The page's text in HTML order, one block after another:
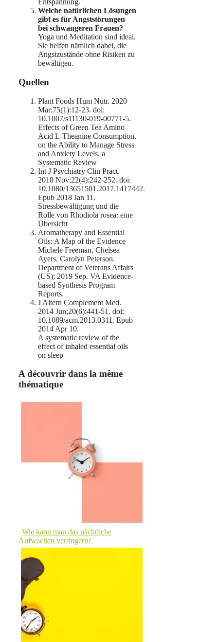
Entspannung.
Welche natürlichen Lösungen
gibt es für Angststörungen
bei schwangeren Frauen?
Yoga und Meditation sind ideal.
Sie helfen nämlich dabei, die
Angstzustände ohne Risiken zu
bewältigen.
Quellen
Plant Foods Hum Nutr. 2020
Mar;75(1):12-23. doi:
10.1007/s11130-019-00771-5.
Effects of Green Tea Amino
Acid L-Theanine Consumption.
on the Ability to Manage Stress
and Anxiety Levels. a
Systematic Review
Int J Psychiatry Clin Pract.
2018 Nov;22(4):242-252. doi:
10.1080/13651501.2017.1417442.
Epub 2018 Jan 11.
Stressbewältigung und die
Rolle von Rhodiola rosea: eine
Übersicht
Aromatherapy and Essential
Oils: A Map of the Evidence
Michele Freeman, Chelsea
Ayers, Carolyn Peterson.
Department of Veterans Affairs
(US); 2019 Sep. VA Evidence-
based Synthesis Program
Reports.
J Altern Complement Med.
2014 Jun;20(6):441-51. doi:
10.1089/acm.2013.0311. Epub
2014 Apr 10.
A systematic review of the
effect of inhaled essential oils
on sleep
A découvrir dans la même
thématique
Wie kann man das nächtliche
Aufwachen verringern?